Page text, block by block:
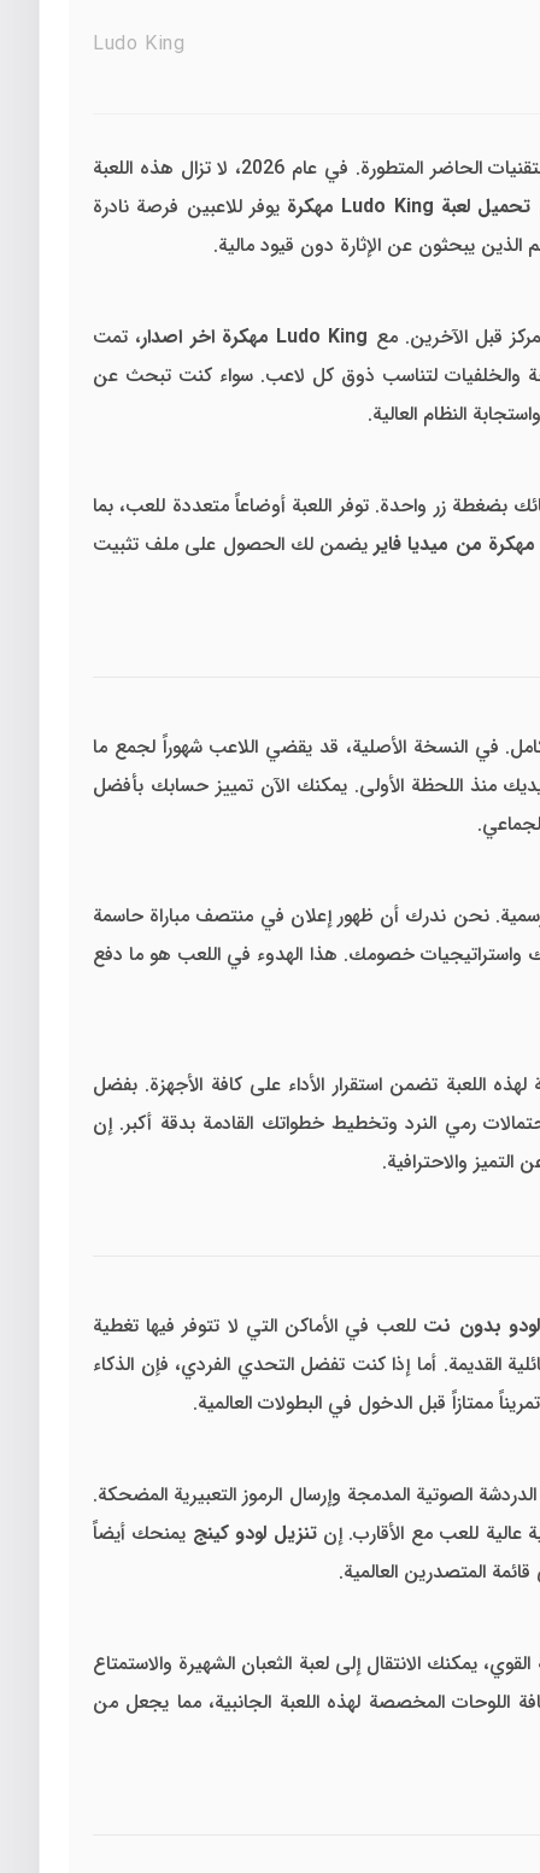
Ludo King
ظاهرة عالمية أعادت تعريف ألعاب الطاولة الكلاسيكية في العصر الرقمي، حيث نجحت في دمج عبق الماضي بتقنيات الحاضر المتطورة. في عام 2026، لا تزال هذه اللعبة
تحميل لعبة Ludo King مهكرة
يوفر للاعبين فرصة نادرة
يبحثون عن الإثارة دون قيود مالية.
قبل الآخرين. مع Ludo King مهكرة اخر اصدار
، تمت
النظام العالية.
بضغطة زر واحدة. توفر اللعبة أوضاعاً متعددة للعب، بما
يضمن لك الحصول على ملف تثبيت
في النسخة الأصلية، قد يقضي اللاعب شهوراً لجمع ما
منذ اللحظة الأولى. يمكنك الآن تمييز حسابك بأفضل
نحن ندرك أن ظهور إعلان في منتصف مباراة حاسمة
واستراتيجيات خصومك. هذا الهدوء في اللعب هو ما دفع
اللعبة تضمن استقرار الأداء على كافة الأجهزة. بفضل
رمي النرد وتخطيط خطواتك القادمة بدقة أكبر. إن
والاحترافية.
لودو بدون نت للعب في الأماكن التي لا تتوفر فيها تغطية
أما إذا كنت تفضل التحدي الفردي، فإن الذكاء
الصوتية المدمجة وإرسال الرموز التعبيرية المضحكة.
عالية للعب مع الأقارب. إنتنزيل لودو كينج يمنحك أيضاً
المتصدرين العالمية.
يمكنك الانتقال إلى لعبة الثعبان الشهيرة والاستمتاع
اللوحات المخصصة لهذه اللعبة الجانبية، مما يجعل من